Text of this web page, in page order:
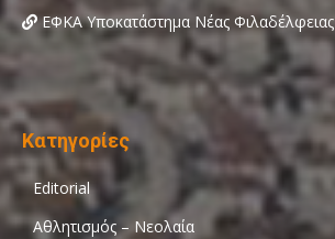
ΕΦΚΑ Υποκατάστημα Νέας Φιλαδέλφειας
Κατηγορίες
Editorial
Αθλητισμός – Νεολαία